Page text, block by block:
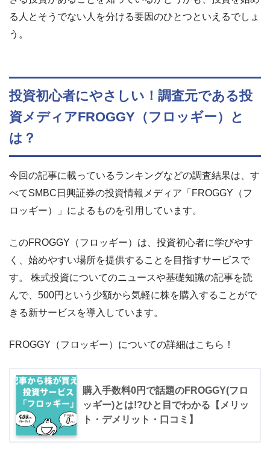
る人とそうでない人を分ける要因のひとつといえるでしょ
う。
投資初心者にやさしい！調査元である投
資メディアFROGGY（フロッギー）と
は？
今回の記事に載っているランキングなどの調査結果は、す
べてSMBC日興証券の投資情報メディア「FROGGY（フ
ロッギー）」によるものを引用しています。
このFROGGY（フロッギー）は、投資初心者に学びやす
く、始めやすい場所を提供することを目指すサービスで
す。 株式投資についてのニュースや基礎知識の記事を読
んで、500円という少額から気軽に株を購入することがで
きる新サービスを導入しています。
FROGGY（フロッギー）についての詳細はこちら！
購入手数料0円で話題のFROGGY(フロ
ッギー)とは!?ひと目でわかる【メリッ
ト・デメリット・口コミ】